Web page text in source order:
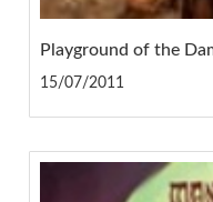
Playground of the
15/07/2011